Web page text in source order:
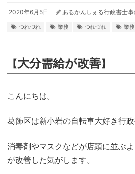
2020年6月5日 あるかんしぇる行政書士事
つれづれ 業務 つれづれ 業務
【大分需給が改善】
こんにちは。
葛飾区は新小岩の自転車大好き行政
消毒剤やマスクなどが店頭に並ぶよ
が改善した気がします。